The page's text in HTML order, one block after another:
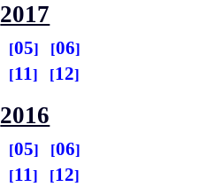
2017
05
06
11 12
2016
05
06
11 12